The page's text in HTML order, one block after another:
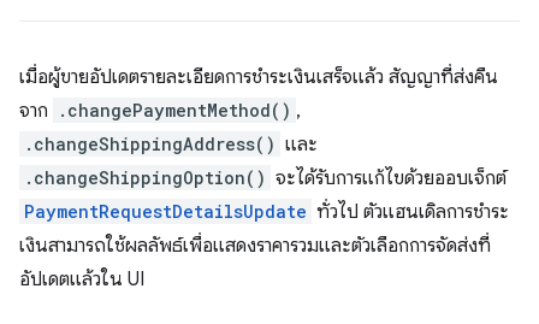
เมื่อผู้ขายอัปเดตรายละเอียดการชำระเงินเสร็จแล้ว สัญญาที่ส่งคืน
จาก
.changePaymentMethod() ,
.changeShippingAddress() และ
.changeShippingOption() จะได้รับการแก้ไขด้วยออบเจ็กต์
PaymentRequestDetailsUpdate ทั่วไป ตัวแฮนเดิลการชำระ
เงินสามารถใช้ผลลัพธ์เพื่อแสดงราคารวมและตัวเลือกการจัดส่งที่
อัปเดตแล้วใน UI